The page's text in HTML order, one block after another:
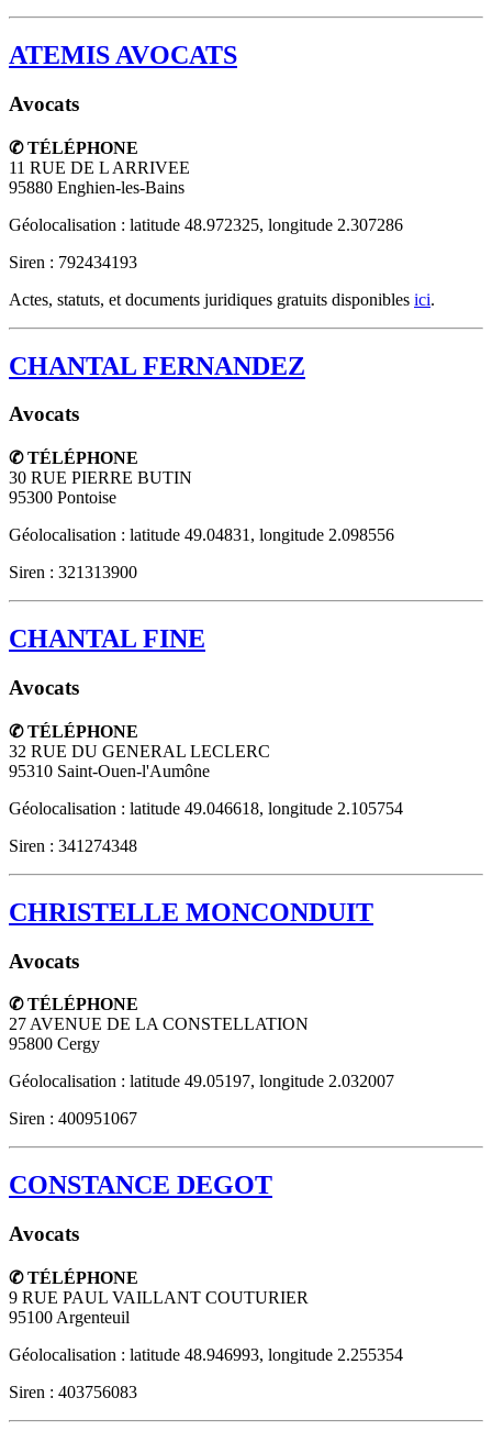
ATEMIS AVOCATS
Avocats
✆ TÉLÉPHONE
11 RUE DE L ARRIVEE
95880 Enghien-les-Bains
Géolocalisation : latitude 48.972325, longitude 2.307286
Siren : 792434193
Actes, statuts, et documents juridiques gratuits disponibles ici.
CHANTAL FERNANDEZ
Avocats
✆ TÉLÉPHONE
30 RUE PIERRE BUTIN
95300 Pontoise
Géolocalisation : latitude 49.04831, longitude 2.098556
Siren : 321313900
CHANTAL FINE
Avocats
✆ TÉLÉPHONE
32 RUE DU GENERAL LECLERC
95310 Saint-Ouen-l'Aumône
Géolocalisation : latitude 49.046618, longitude 2.105754
Siren : 341274348
CHRISTELLE MONCONDUIT
Avocats
✆ TÉLÉPHONE
27 AVENUE DE LA CONSTELLATION
95800 Cergy
Géolocalisation : latitude 49.05197, longitude 2.032007
Siren : 400951067
CONSTANCE DEGOT
Avocats
✆ TÉLÉPHONE
9 RUE PAUL VAILLANT COUTURIER
95100 Argenteuil
Géolocalisation : latitude 48.946993, longitude 2.255354
Siren : 403756083